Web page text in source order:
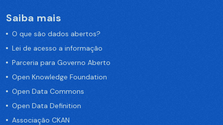
Saiba mais
O que são dados abertos?
Lei de acesso a informação
Parceria para Governo Aberto
Open Knowledge Foundation
Open Data Commons
Open Data Definition
Associação CKAN